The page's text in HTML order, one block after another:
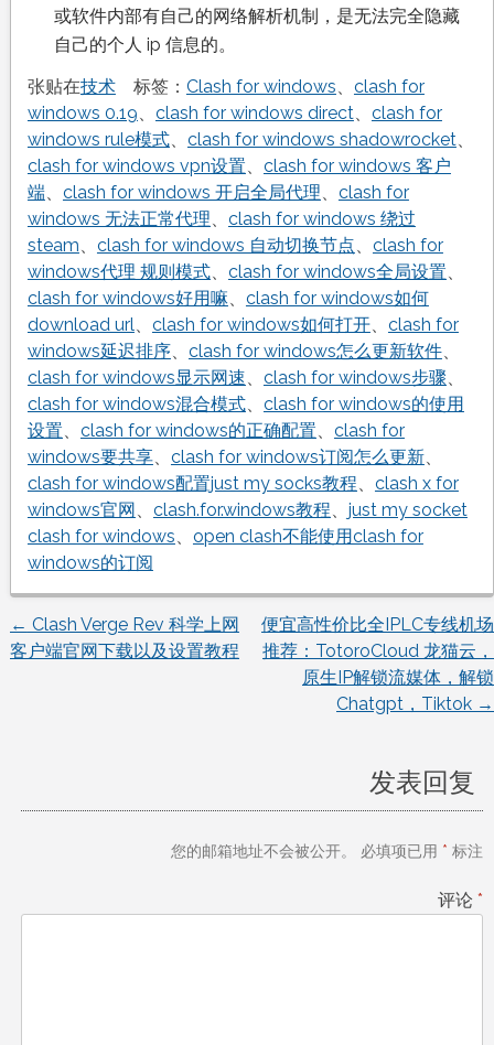
或软件内部有自己的网络解析机制，是无法完全隐藏
自己的个人 ip 信息的。
张贴在技术 标签： Clash for windows、 clash for
windows 0.19、 clash for windows direct、 clash for
windows rule模式、 clash for windows shadowrocket、
clash for windows vpn设置、 clash for windows 客户
端、 clash for windows 开启全局代理、 clash for
windows 无法正常代理、 clash for windows 绕过
steam、 clash for windows 自动切换节点、 clash for
windows代理 规则模式、 clash for windows全局设置、
clash for windows好用嘛、 clash for windows如何
download url、 clash for windows如何打开、 clash for
windows延迟排序、 clash for windows怎么更新软件、
clash for windows显示网速、 clash for windows步骤、
clash for windows混合模式、 clash for windows的使用
设置、 clash for windows的正确配置、 clash for
windows要共享、 clash for windows订阅怎么更新、
clash for windows配置just my socks教程、 clash x for
windows官网、 clash.for.windows教程、 just my socket
clash for windows、 open clash不能使用clash for
windows的订阅
文
← Clash Verge Rev 科学上网
客户端官网下载以及设置教程
便宜高性价比全IPLC专线机场
推荐：TotoroCloud 龙猫云，
原生IP解锁流媒体，解锁
Chatgpt，Tiktok →
发表回复
您的邮箱地址不会被公开。 必填项已用 * 标注
评论 *